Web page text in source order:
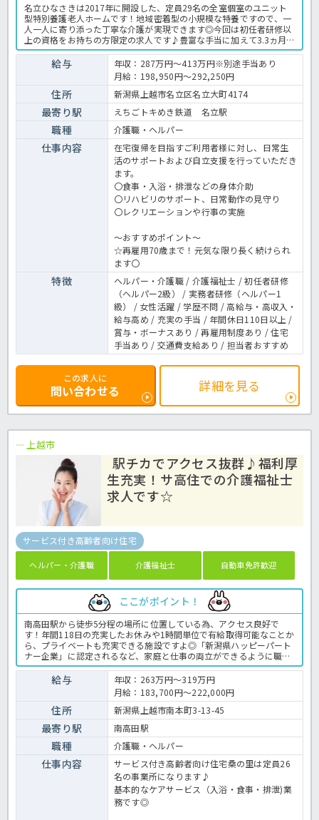
名立ひなさきは2017年に開設した、定員29名の全室個室のユニット
型特別養護老人ホームです！地域密着型の小規模な特養ですので、一
人一人に寄り添った丁寧な介護が実現できます◎今回は初任者研修以
上の資格をお持ちの方限定の求人です♪豊富な手当に加えて3.3ヵ月
分のしっかりとした賞与の支給が嬉しいポイント！さらに、退職金制
度がしっかりしているので、腰を据えて長く働きたい方にもピッタリ
☆ご興味をお持ちの方はお気軽にほっ介護までお問い合わせください
ね！特別養護老人ホームでの業務全般です。 ＜介護職 正社員 特別
養護老人ホームの求人＞
給与
年収：287万円～413万円※別途手当あり
月給：198,950円～292,250円
住所 新潟県上越市名立区名立大町4174
最寄り駅 えちごトキめき鉄道 名立駅
職種 介護職・ヘルパー
仕事内容
在宅復帰を目指すご利用者様に対し、日常生
活のサポートおよび自立支援を行っていただき
ます。
〇食事・入浴・排泄などの身体介助
〇リハビリのサポート、日常動作の見守り
〇レクリエーションや行事の実施
～おすすめポイント～
☆再雇用70歳まで！元気な限り長く続けられ
ます〇
特徴
ヘルパー・介護職 / 介護福祉士 / 初任者研修
（ヘルパー2級） / 実務者研修（ヘルパー1
級） / 女性活躍 / 学歴不問 / 高給与・高収入・
給与高め / 充実の手当 / 年間休日110日以上 /
賞与・ボーナスあり / 再雇用制度あり / 住宅
手当あり / 交通費支給あり / 担当者おすすめ
この求人に
問い合わせる 詳細を見る
上越市
駅チカでアクセス抜群♪福利厚
生充実！サ高住での介護福祉士
求人です☆
サービス付き高齢者向け住宅
ヘルパー・介護職 介護福祉士 自動車免許歓迎
ここがポイント！
南高田駅から徒歩5分程の場所に位置している為、アクセス良好で
す！年間118日の充実したお休みや1時間単位で有給取得可能なことか
ら、プライベートも充実できる施設ですよ◎「新潟県ハッピーパート
ナー企業」に認定されるなど、家庭と仕事の両立ができるように職場
環境を整えています☆上越勤労者福祉サービスセンターに加入する
為、様々な割引制度や慶弔金制度が利用でき、福利厚生も充実してい
ます！こちらの求人の詳細はほっ介護までお気軽にお問い合わせくだ
さいね！サービス付き高齢者向け住宅での介護業務全般です。 ＜介護
職 正職員 サ高住の求人＞
給与
年収：263万円～319万円
月給：183,700円～222,000円
住所 新潟県上越市南本町3-13-45
最寄り駅 南高田駅
職種 介護職・ヘルパー
仕事内容
サービス付き高齢者向け住宅桑の里は定員26
名の事業所になります♪
基本的なケアサービス（入浴・食事・排泄)業
務です◎